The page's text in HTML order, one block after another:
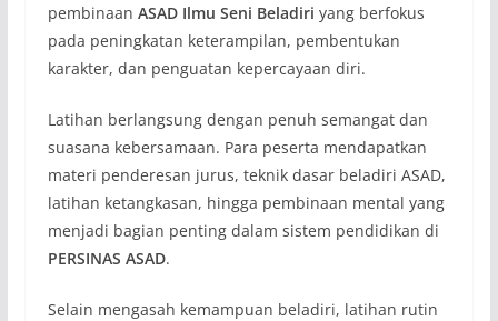
pembinaan ASAD Ilmu Seni Beladiri yang berfokus
pada peningkatan keterampilan, pembentukan
karakter, dan penguatan kepercayaan diri.
Latihan berlangsung dengan penuh semangat dan
suasana kebersamaan. Para peserta mendapatkan
materi penderesan jurus, teknik dasar beladiri ASAD,
latihan ketangkasan, hingga pembinaan mental yang
menjadi bagian penting dalam sistem pendidikan di
PERSINAS ASAD.
Selain mengasah kemampuan beladiri, latihan rutin